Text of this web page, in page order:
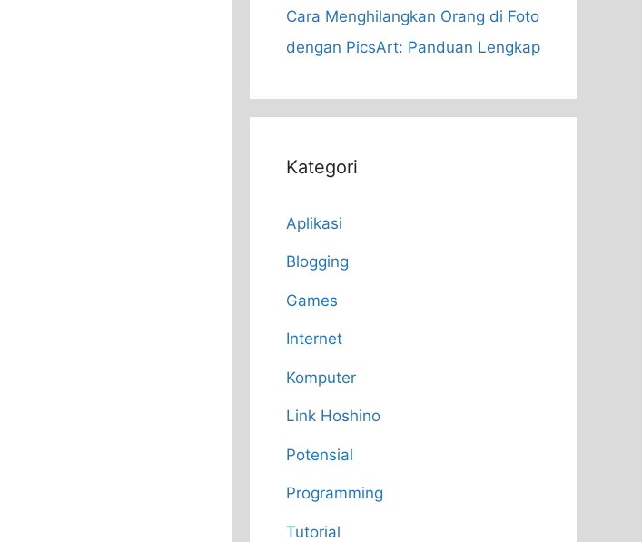
Cara Menghilangkan Orang di Foto
dengan PicsArt: Panduan Lengkap
Kategori
Aplikasi
Blogging
Games
Internet
Komputer
Link Hoshino
Potensial
Programming
Tutorial